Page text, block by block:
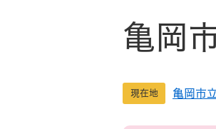
亀岡
現在地 亀岡市